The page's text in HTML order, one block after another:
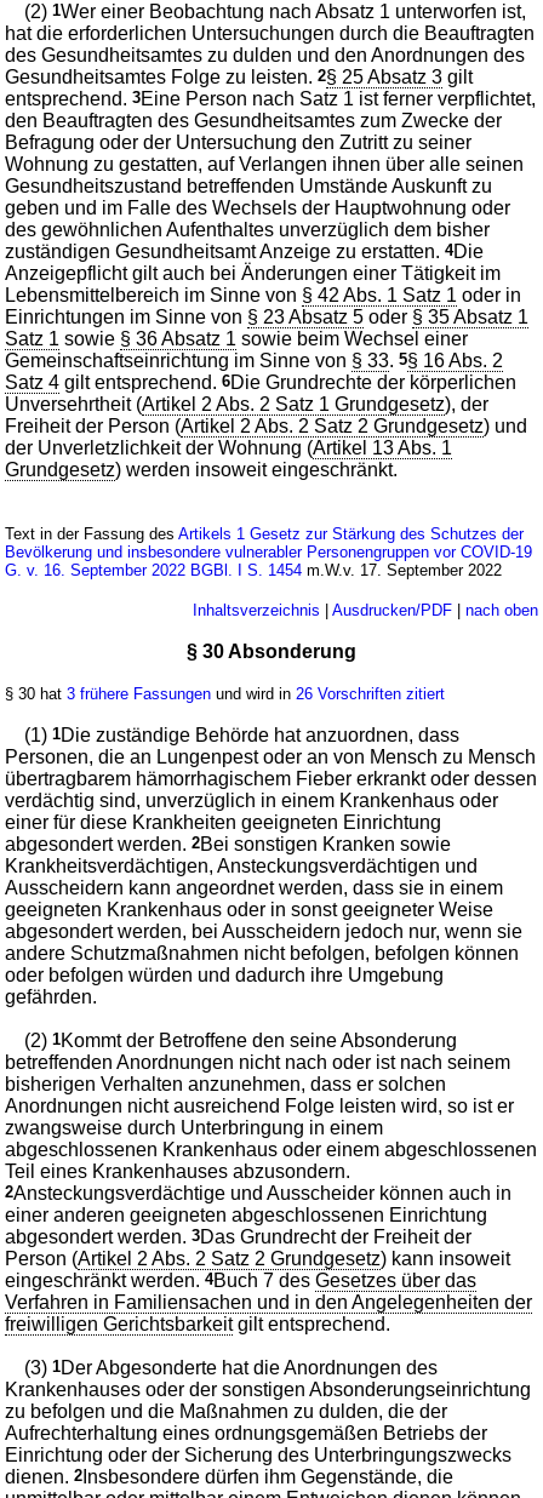
(2)1Wer einer Beobachtung nach Absatz 1 unterworfen ist,
hat die erforderlichen Untersuchungen durch die Beauftragten
des Gesundheitsamtes zu dulden und den Anordnungen des
Gesundheitsamtes Folge zu leisten.2§ 25 Absatz 3 gilt
entsprechend.3Eine Person nach Satz 1 ist ferner verpflichtet,
den Beauftragten des Gesundheitsamtes zum Zwecke der
Befragung oder der Untersuchung den Zutritt zu seiner
Wohnung zu gestatten, auf Verlangen ihnen über alle seinen
Gesundheitszustand betreffenden Umstände Auskunft zu
geben und im Falle des Wechsels der Hauptwohnung oder
des gewöhnlichen Aufenthaltes unverzüglich dem bisher
zuständigen Gesundheitsamt Anzeige zu erstatten.4Die
Anzeigepflicht gilt auch bei Änderungen einer Tätigkeit im
Lebensmittelbereich im Sinne von § 42 Abs. 1 Satz 1 oder in
Einrichtungen im Sinne von § 23 Absatz 5 oder § 35 Absatz 1
Satz 1 sowie § 36 Absatz 1 sowie beim Wechsel einer
Gemeinschaftseinrichtung im Sinne von § 33.5§ 16 Abs. 2
Satz 4 gilt entsprechend.6Die Grundrechte der körperlichen
Unversehrtheit (Artikel 2 Abs. 2 Satz 1 Grundgesetz), der
Freiheit der Person (Artikel 2 Abs. 2 Satz 2 Grundgesetz) und
der Unverletzlichkeit der Wohnung (Artikel 13 Abs. 1
Grundgesetz) werden insoweit eingeschränkt.
Text in der Fassung desArtikels 1 Gesetz zur Stärkung des Schutzes der
Bevölkerung und insbesondere vulnerabler Personengruppen vor COVID-19
G. v. 16. September 2022 BGBl. I S. 1454 m.W.v. 17. September 2022
Inhaltsverzeichnis Ausdrucken/PDF| nach oben
§ 30 Absonderung
§ 30 hat3 frühere Fassungen und wird in26 Vorschriften zitiert
(1)1Die zuständige Behörde hat anzuordnen, dass
Personen, die an Lungenpest oder an von Mensch zu Mensch
übertragbarem hämorrhagischem Fieber erkrankt oder dessen
verdächtig sind, unverzüglich in einem Krankenhaus oder
einer für diese Krankheiten geeigneten Einrichtung
abgesondert werden.2Bei sonstigen Kranken sowie
Krankheitsverdächtigen, Ansteckungsverdächtigen und
Ausscheidern kann angeordnet werden, dass sie in einem
geeigneten Krankenhaus oder in sonst geeigneter Weise
abgesondert werden, bei Ausscheidern jedoch nur, wenn sie
andere Schutzmaßnahmen nicht befolgen, befolgen können
oder befolgen würden und dadurch ihre Umgebung
gefährden.
(2)1Kommt der Betroffene den seine Absonderung
betreffenden Anordnungen nicht nach oder ist nach seinem
bisherigen Verhalten anzunehmen, dass er solchen
Anordnungen nicht ausreichend Folge leisten wird, so ist er
zwangsweise durch Unterbringung in einem
abgeschlossenen Krankenhaus oder einem abgeschlossenen
Teil eines Krankenhauses abzusondern.
2Ansteckungsverdächtige und Ausscheider können auch in
einer anderen geeigneten abgeschlossenen Einrichtung
abgesondert werden.3Das Grundrecht der Freiheit der
Person (Artikel 2 Abs. 2 Satz 2 Grundgesetz) kann insoweit
eingeschränkt werden.4Buch 7 desGesetzes über das
Verfahren in Familiensachen und in den Angelegenheiten der
freiwilligen Gerichtsbarkeitgilt entsprechend.
(3)1Der Abgesonderte hat die Anordnungen des
Krankenhauses oder der sonstigen Absonderungseinrichtung
zu befolgen und die Maßnahmen zu dulden, die der
Aufrechterhaltung eines ordnungsgemäßen Betriebs der
Einrichtung oder der Sicherung des Unterbringungszwecks
dienen.2 Insbesondere dürfen ihm Gegenstände, die